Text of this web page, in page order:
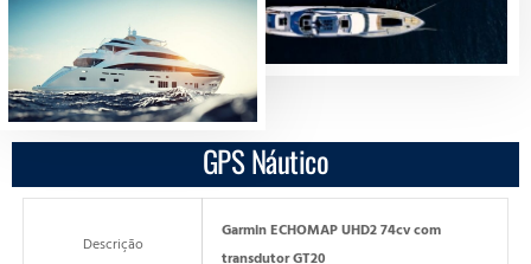
GPS Náutico
Descrição
Garmin ECHOMAP UHD2 74cv com